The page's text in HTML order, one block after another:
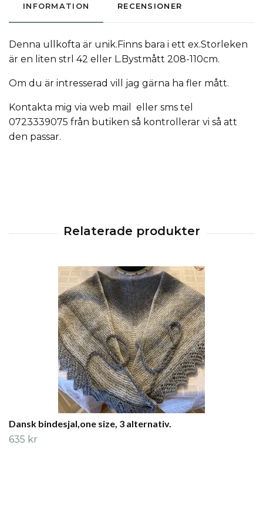
INFORMATION RECENSIONER
Denna ullkofta är unik.Finns bara i ett ex.Storleken
är en liten strl 42 eller L.Bystmått 208-110cm.
Om du är intresserad vill jag gärna ha fler mått.
Kontakta mig via web mail eller sms tel
0723339075 från butiken så kontrollerar vi så att
den passar.
Dansk bindesjal,one size, 3 alternativ.
635 kr